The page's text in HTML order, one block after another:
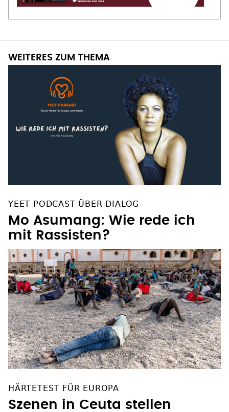
WEITERES ZUM THEMA
YEET PODCAST ÜBER DIALOG
Mo Asumang: Wie rede ich
mit Rassisten?
HÄRTETEST FÜR EUROPA
Szenen in Ceuta stellen